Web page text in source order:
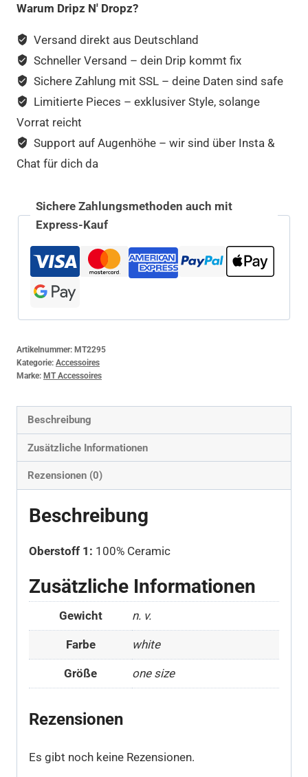
Warum Dripz N' Dropz?
Versand direkt aus Deutschland
Schneller Versand – dein Drip kommt fix
Sichere Zahlung mit SSL – deine Daten sind safe
Limitierte Pieces – exklusiver Style, solange
Vorrat reicht
Support auf Augenhöhe – wir sind über Insta &
Chat für dich da
Sichere Zahlungsmethoden auch mit
Express-Kauf
Artikelnummer: MT2295
Kategorie: Accessoires
Marke: MT Accessoires
Beschreibung
Zusätzliche Informationen
Rezensionen (0)
Beschreibung
Oberstoff 1: 100% Ceramic
Zusätzliche Informationen
Gewicht n. v.
Farbe white
Größe one size
Rezensionen
Es gibt noch keine Rezensionen.